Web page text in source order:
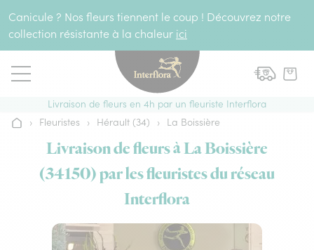
Canicule ? Nos fleurs tiennent le coup ! Découvrez notre
collection résistante à la chaleur ici
Livraison de fleurs en 4h par un fleuriste Interflora
Accueil
› Fleuristes › Hérault (34) › La Boissière
Livraison de fleurs à La Boissière
(34150) par les fleuristes du réseau
Interflora